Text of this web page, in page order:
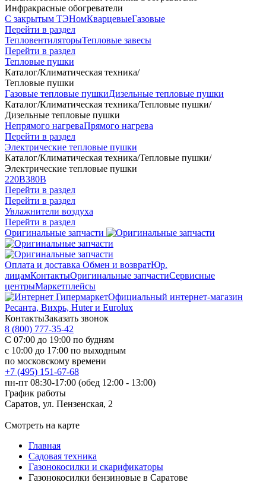
Инфракрасные обогреватели
С закрытым ТЭНомКварцевыеГазовые
Перейти в раздел
ТепловентиляторыТепловые завесы
Перейти в раздел
Тепловые пушки
Каталог/Климатическая техника/
Тепловые пушки
Газовые тепловые пушкиДизельные тепловые пушки
Каталог/Климатическая техника/Тепловые пушки/
Дизельные тепловые пушки
Непрямого нагреваПрямого нагрева
Перейти в раздел
Электрические тепловые пушки
Каталог/Климатическая техника/Тепловые пушки/
Электрические тепловые пушки
220В380В
Перейти в раздел
Перейти в раздел
Увлажнители воздуха
Перейти в раздел
Оригинальные запчасти
Оплата и доставка Обмен и возвратЮр.
лицамКонтактыОригинальные запчастиСервисные
центрыМаркетплейсы
Официальный интернет-магазин
Ресанта, Вихрь, Huter и Eurolux
КонтактыЗаказать звонок
8 (800) 777-35-42
С 07:00 до 19:00 по будням
с 10:00 до 17:00 по выходным
по московскому времени
+7 (495) 151-67-68
пн-пт 08:30-17:00 (обед 12:00 - 13:00)
График работы
Саратов, ул. Пензенская, 2
Смотреть на карте
Главная
Садовая техника
Газонокосилки и скарификаторы
Газонокосилки бензиновые в Саратове